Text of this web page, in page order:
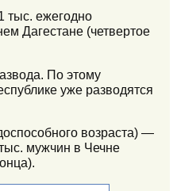
тыс. ежегодно
Дагестане (четвертое
По этому
уже разводятся
возраста) —
мужчин в Чечне